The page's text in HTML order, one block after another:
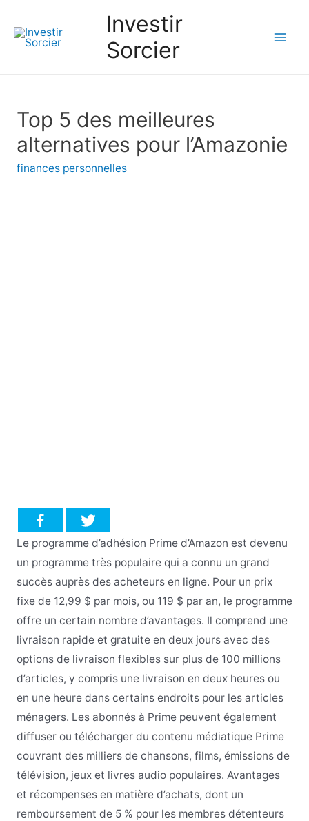
Investir
Sorcier
Top 5 des meilleures
alternatives pour l’Amazonie
finances personnelles
Le programme d’adhésion Prime d’Amazon est devenu
un programme très populaire qui a connu un grand
succès auprès des acheteurs en ligne. Pour un prix
fixe de 12,99 $ par mois, ou 119 $ par an, le programme
offre un certain nombre d’avantages. Il comprend une
livraison rapide et gratuite en deux jours avec des
options de livraison flexibles sur plus de 100 millions
d’articles, y compris une livraison en deux heures ou
en une heure dans certains endroits pour les articles
ménagers. Les abonnés à Prime peuvent également
diffuser ou télécharger du contenu médiatique Prime
couvrant des milliers de chansons, films, émissions de
télévision, jeux et livres audio populaires. Avantages
et récompenses en matière d’achats, dont un
remboursement de 5 % pour les membres détenteurs